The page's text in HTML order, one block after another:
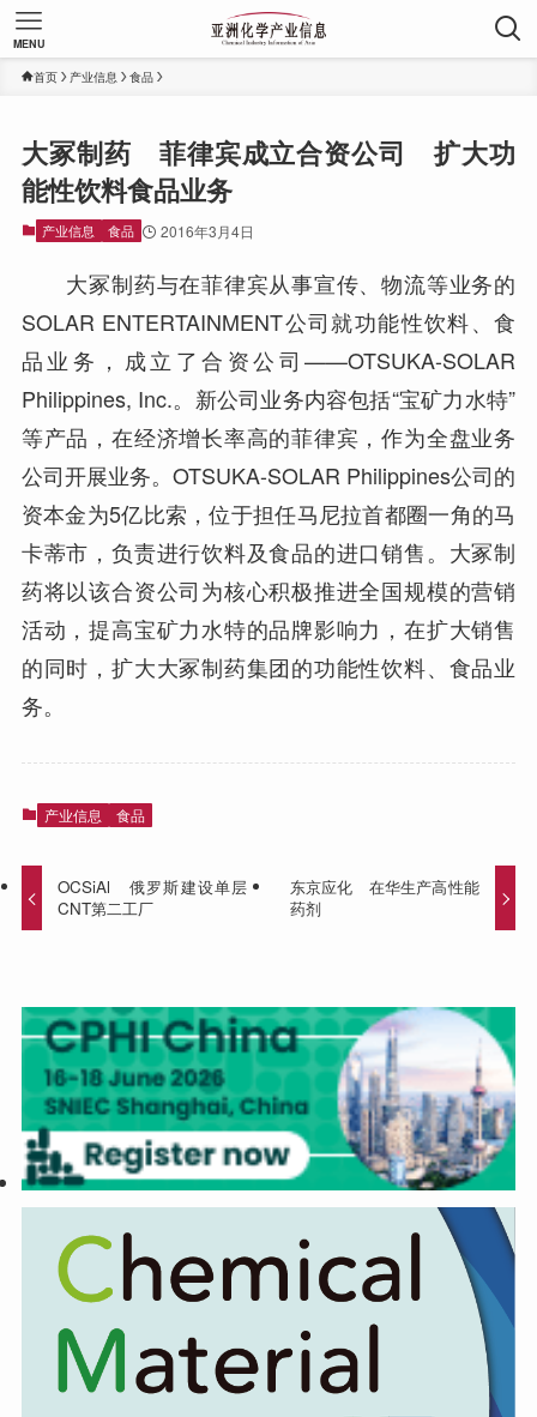
MENU
首页 产业信息 食品
大冢制药 菲律宾成立合资公司 扩大功
能性饮料食品业务
产业信息 食品 2016年3月4日
大冢制药与在菲律宾从事宣传、物流等业务的
SOLAR ENTERTAINMENT公司就功能性饮料、食
品业务，成立了合资公司——OTSUKA-SOLAR
Philippines, Inc.。新公司业务内容包括“宝矿力水特”
等产品，在经济增长率高的菲律宾，作为全盘业务
公司开展业务。OTSUKA-SOLAR Philippines公司的
资本金为5亿比索，位于担任马尼拉首都圈一角的马
卡蒂市，负责进行饮料及食品的进口销售。大冢制
药将以该合资公司为核心积极推进全国规模的营销
活动，提高宝矿力水特的品牌影响力，在扩大销售
的同时，扩大大冢制药集团的功能性饮料、食品业
务。
产业信息 食品
OCSiAl 俄罗斯建设单层
CNT第二工厂
东京应化 在华生产高性能
药剂